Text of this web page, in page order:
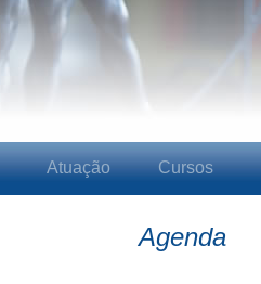
Atuação Cursos
Agenda